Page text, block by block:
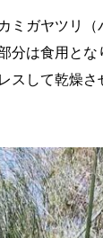
ミガヤツリ
分は食用と
スして乾燥